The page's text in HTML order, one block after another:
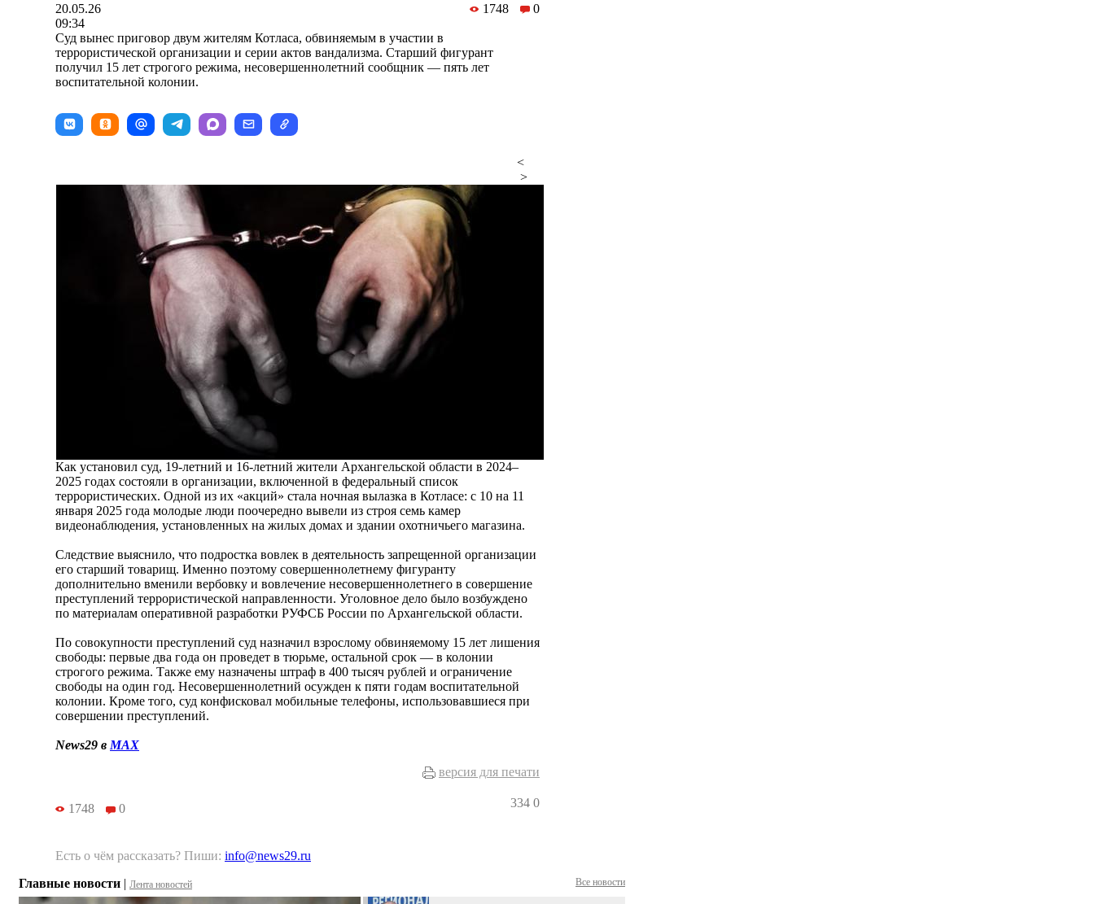
20.05.26
09:34
1748 0
Суд вынес приговор двум жителям Котласа, обвиняемым в участии в
террористической организации и серии актов вандализма. Старший фигурант
получил 15 лет строгого режима, несовершеннолетний сообщник — пять лет
воспитательной колонии.
<
>
Как установил суд, 19-летний и 16-летний жители Архангельской области в 2024–
2025 годах состояли в организации, включенной в федеральный список
террористических. Одной из их «акций» стала ночная вылазка в Котласе: с 10 на 11
января 2025 года молодые люди поочередно вывели из строя семь камер
видеонаблюдения, установленных на жилых домах и здании охотничьего магазина.
Следствие выяснило, что подростка вовлек в деятельность запрещенной организации
его старший товарищ. Именно поэтому совершеннолетнему фигуранту
дополнительно вменили вербовку и вовлечение несовершеннолетнего в совершение
преступлений террористической направленности. Уголовное дело было возбуждено
по материалам оперативной разработки РУФСБ России по Архангельской области.
По совокупности преступлений суд назначил взрослому обвиняемому 15 лет лишения
свободы: первые два года он проведет в тюрьме, остальной срок — в колонии
строгого режима. Также ему назначены штраф в 400 тысяч рублей и ограничение
свободы на один год. Несовершеннолетний осужден к пяти годам воспитательной
колонии. Кроме того, суд конфисковал мобильные телефоны, использовавшиеся при
совершении преступлений.
News29 в MAX
версия для печати
1748 0 334 0
Есть о чём рассказать? Пиши: info@news29.ru
Главные новости | Лента новостей Все новости